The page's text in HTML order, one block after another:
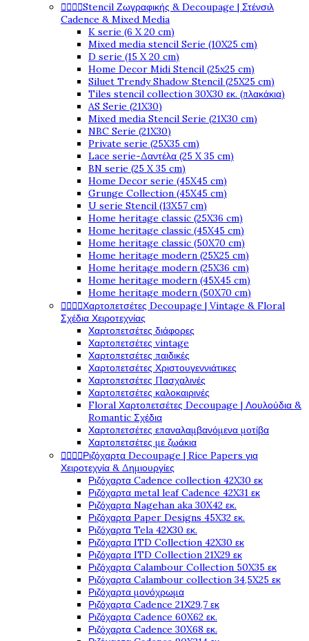
Stencil Ζωγραφικής & Decoupage | Στένσιλ
Cadence & Mixed Media
K serie (6 X 20 cm)
Mixed media stencil Serie (10X25 cm)
D serie (15 X 20 cm)
Home Decor Midi Stencil (25x25 cm)
Siluet Trendy Shadow Stencil (25X25 cm)
Tiles stencil collection 30X30 εκ. (πλακάκια)
AS Serie (21X30)
Mixed media Stencil Serie (21X30 cm)
NBC Serie (21X30)
Private serie (25X35 cm)
Lace serie-Δαντέλα (25 X 35 cm)
BN serie (25 X 35 cm)
Home Decor serie (45X45 cm)
Grunge Collection (45X45 cm)
U serie Stencil (13X57 cm)
Home heritage classic (25X36 cm)
Home heritage classic (45X45 cm)
Home heritage classic (50X70 cm)
Home heritage modern (25X25 cm)
Home heritage modern (25X36 cm)
Home heritage modern (45X45 cm)
Home heritage modern (50X70 cm)
Χαρτοπετσέτες Decoupage | Vintage & Floral
Σχέδια Χειροτεχνίας
Χαρτοπετσέτες διάφορες
Χαρτοπετσέτες vintage
Χαρτοπετσέτες παιδικές
Χαρτοπετσέτες Χριστουγεννιάτικες
Χαρτοπετσέτες Πασχαλινές
Χαρτοπετσέτες καλοκαιρινές
Floral Χαρτοπετσέτες Decoupage | Λουλούδια &
Romantic Σχέδια
Χαρτοπετσέτες επαναλαμβανόμενα μοτίβα
Χαρτοπετσέτες με ζωάκια
Ριζόχαρτα Decoupage | Rice Papers για
Χειροτεχνία & Δημιουργίες
Ριζόχαρτα Cadence collection 42X30 εκ
Ριζόχαρτα metal leaf Cadence 42X31 εκ
Ριζόχαρτα Nagehan aka 30X42 εκ.
Ριζόχαρτα Paper Designs 45X32 εκ.
Ριζόχαρτα Tela 42Χ30 εκ.
Ριζόχαρτα ITD Collection 42X30 εκ
Ριζόχαρτα ITD Collection 21X29 εκ
Ριζόχαρτα Calambour Collection 50X35 εκ
Ριζόχαρτα Calambour collection 34,5X25 εκ
Ριζόχαρτα μονόχρωμα
Ριζόχαρτα Cadence 21Χ29,7 εκ
Ριζόχαρτα Cadence 60X62 εκ.
Ριζόχαρτα Cadence 30X68 εκ.